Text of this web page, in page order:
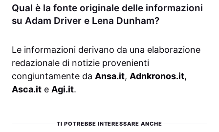
Qual è la fonte originale delle informazioni
su Adam Driver e Lena Dunham?
Le informazioni derivano da una elaborazione
redazionale di notizie provenienti
congiuntamente da Ansa.it, Adnkronos.it,
Asca.it e Agi.it.
TI POTREBBE INTERESSARE ANCHE